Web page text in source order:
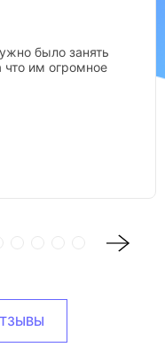
было занять
что им огромное